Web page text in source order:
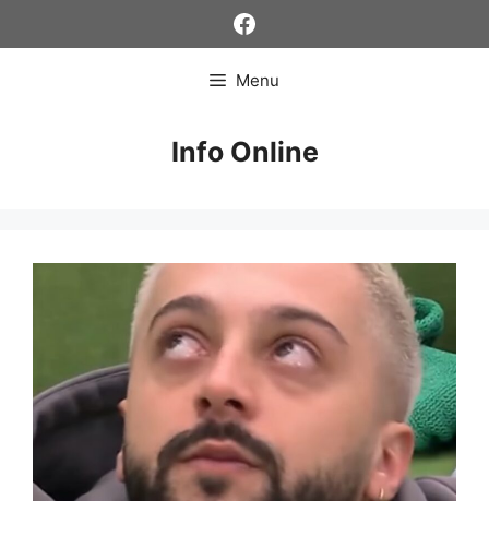
Facebook
Menu
Info Online